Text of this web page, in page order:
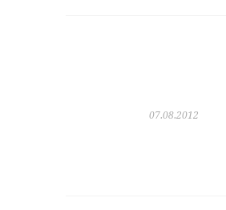
07.08.2012